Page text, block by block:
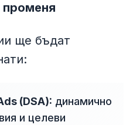
променя
ще бъдат
(DSA): динамично
и целеви